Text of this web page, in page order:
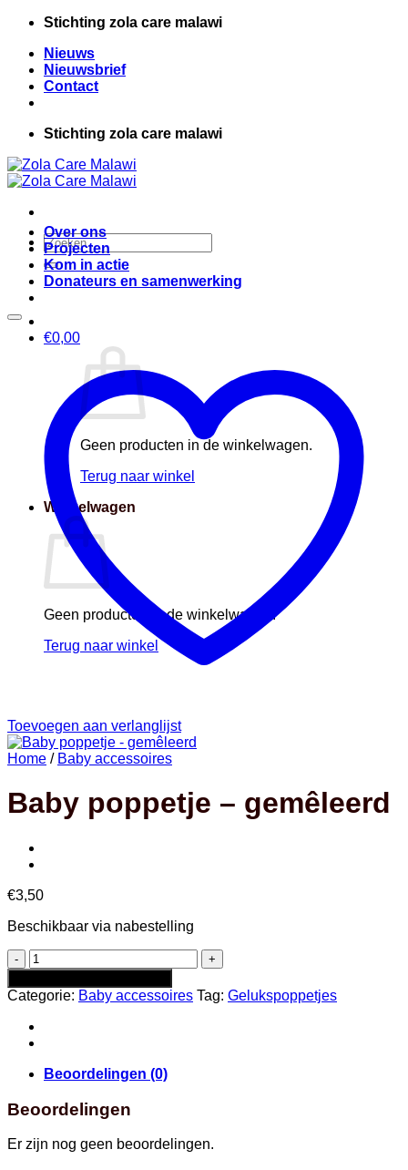
inhoud
Stichting zola care malawi
Nieuws
Nieuwsbrief
Contact
Stichting zola care malawi
Zoeken
naar:
€0,00
Geen producten in de winkelwagen.
Terug naar winkel
Winkelwagen
Geen producten in de winkelwagen.
Terug naar winkel
Over ons
Projecten
Kom in actie
Donateurs en samenwerking
Toevoegen aan verlanglijst
Home / Baby accessoires
Baby poppetje – gemêleerd
€3,50
Beschikbaar via nabestelling
Baby
poppetje
-
gemêleerd
aantal
Categorie: Baby accessoires Tag: Gelukspoppetjes
Beoordelingen (0)
Beoordelingen
Er zijn nog geen beoordelingen.